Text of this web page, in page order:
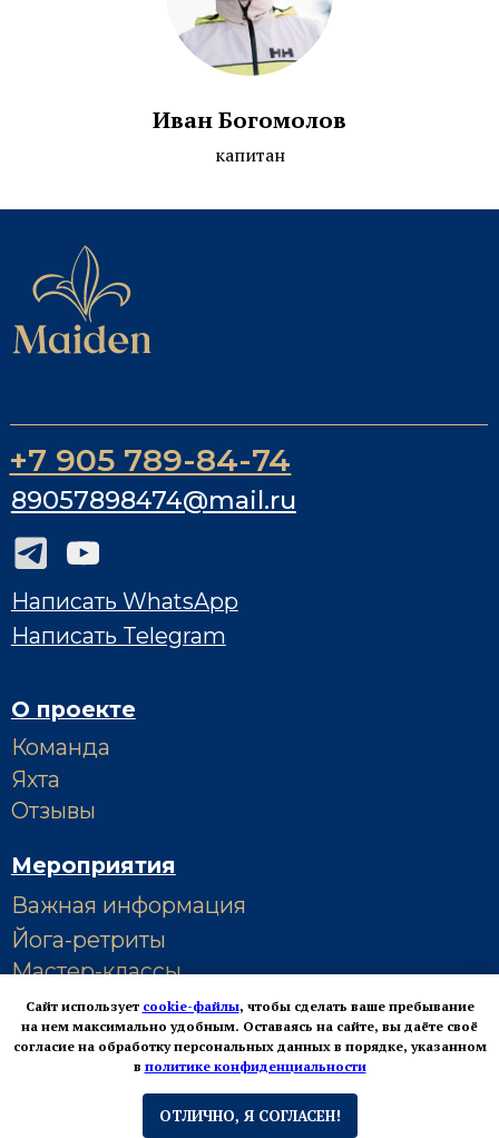
Иван Богомолов
капитан
Сайт использует cookie-файлы, чтобы сделать ваше пребывание
на нем максимально удобным. Оставаясь на сайте, вы даёте своё
согласие на обработку персональных данных в порядке, указанном
в политике конфиденциальности
ОТЛИЧНО, Я СОГЛАСЕН!